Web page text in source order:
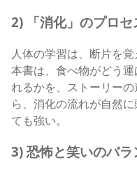
2) 「消化」のプロ
人体の学習は、断片を
本書は、食べ物がどう
れるかを、ストーリー
ら、消化の流れが自然
ても強い。
3) 恐怖と笑いのバ